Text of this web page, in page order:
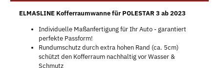
ELMASLINE Kofferraumwanne für POLESTAR 3 ab 2023
Individuelle Maßanfertigung für Ihr Auto - garantiert
perfekte Passform!
Rundumschutz durch extra hohen Rand (ca. 5cm)
schützt den Kofferraum nachhaltig vor Wasser &
Schmutz